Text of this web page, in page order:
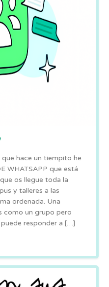
hace un tiempito he
WHATSAPP que está
os llegue toda la
y talleres a las
ordenada. Una
como un grupo pero
responder a […]